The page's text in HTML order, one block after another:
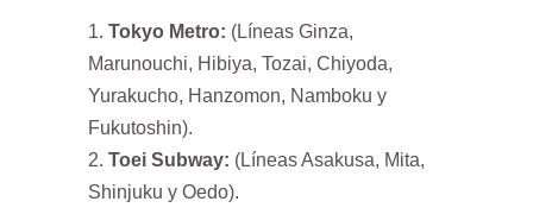
Tokyo Metro: (Líneas Ginza,
Marunouchi, Hibiya, Tozai, Chiyoda,
Yurakucho, Hanzomon, Namboku y
Fukutoshin).
Toei Subway: (Líneas Asakusa, Mita,
Shinjuku y Oedo).